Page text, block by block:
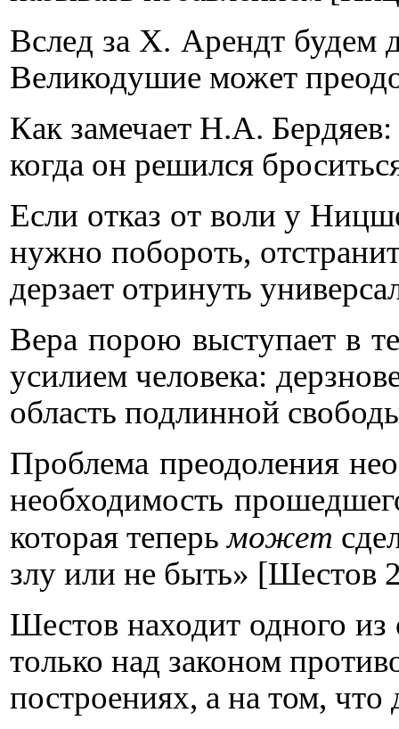
Вслед за Х. Арендт будем
Великодушие может
Как замечает Н.А.
когда он решился
Если отказ от воли у
нужно побороть,
дерзает отринуть
Вера порою выступает в
усилием человека:
область подлинной
Проблема преодоления
необходимость
которая теперьможет
злу или не быть» [Шестов
Шестов находит одного
только над законом
построениях, а на том,